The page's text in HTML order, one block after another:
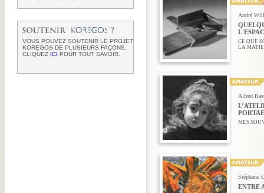
VOUS POUVEZ SOUTENIR LE PROJET
KOREGOS DE PLUSIEURS FAÇONS.
CLIQUEZ ICI POUR TOUT SAVOIR.
André
CE QUE
LA
Alfred
MES
Stéphane
ENTRE